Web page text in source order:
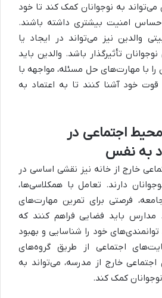
به نوجوانان کمک کند تا خود
احساس امنیت بیشتری داشته باشند.
والدین نیز می‌تواند در ایجاد یا
تأثیرگذار باشد. والدین باید
با مهارت‌های حل مسئله، مواجهه با
خود آشنا کنند تا به اعتماد به
اجتماعی در
به نفس
خارج از خانه نیز نقشی اساسی در
دارند. تعامل با همکلاسی‌ها،
فرصتی برای تمرین مهارت‌های
مدارس باید فضایی فراهم کنند که
توانمندی‌های خود را شناسایی و بهبود
اجتماعی از طریق گروه‌های
خارج از مدرسه، می‌تواند به
کمک کند.